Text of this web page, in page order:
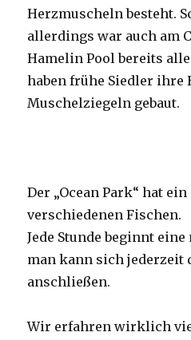
Herzmuscheln besteht.
allerdings war auch am
Hamelin Pool bereits
haben frühe Siedler ihre
Muschelziegeln gebaut.
Der „Ocean Park“ hat
verschiedenen Fischen.
Jede Stunde beginnt
man kann sich jederzeit
anschließen.
Wir erfahren wirklich